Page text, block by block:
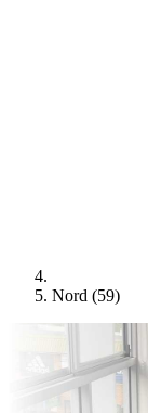
Nord (59)